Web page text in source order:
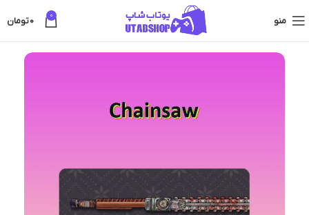
منو 0
0تومان